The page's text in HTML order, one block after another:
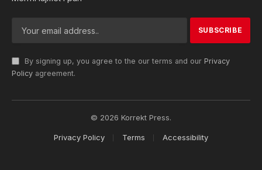
By signing up, you agree to the our terms and our Privacy
Policy agreement.
© 2026 Korrekt Press.
Privacy Policy Terms Accessibility